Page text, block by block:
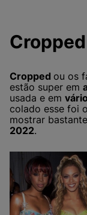
Cropped
Cropped ou os
estão super em
usada e em
colado esse foi o
mostrar
2022.